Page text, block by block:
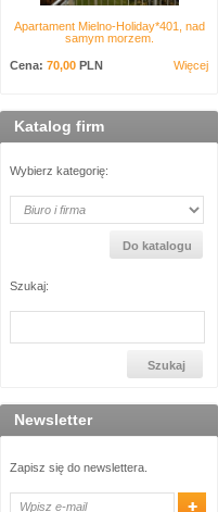
Apartament Mielno-Holiday*401, nad
samym morzem.
Cena: 70,00 PLN Więcej
Katalog firm
Wybierz kategorię:
Szukaj:
Newsletter
Zapisz się do newslettera.